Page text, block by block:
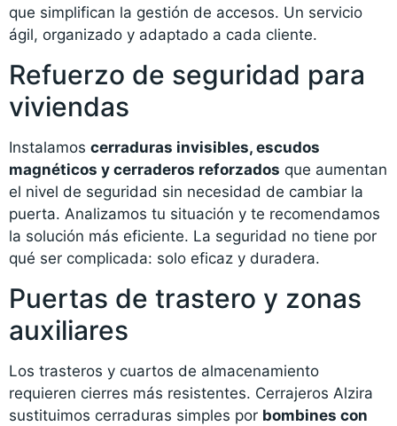
que simplifican la gestión de accesos. Un servicio
ágil, organizado y adaptado a cada cliente.
Refuerzo de seguridad para
viviendas
Instalamos cerraduras invisibles, escudos
magnéticos y cerraderos reforzados que aumentan
el nivel de seguridad sin necesidad de cambiar la
puerta. Analizamos tu situación y te recomendamos
la solución más eficiente. La seguridad no tiene por
qué ser complicada: solo eficaz y duradera.
Puertas de trastero y zonas
auxiliares
Los trasteros y cuartos de almacenamiento
requieren cierres más resistentes. Cerrajeros Alzira
sustituimos cerraduras simples por bombines con